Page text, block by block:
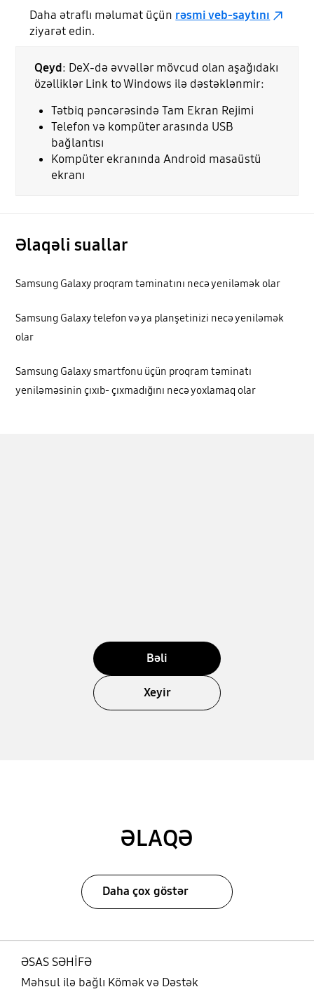
Daha ətraflı məlumat üçün rəsmi veb-saytını
ziyarət edin.
Qeyd: DeX-də əvvəllər mövcud olan aşağıdakı
özəlliklər Link to Windows ilə dəstəklənmir:
Tətbiq pəncərəsində Tam Ekran Rejimi
Telefon və kompüter arasında USB
bağlantısı
Kompüter ekranında Android masaüstü
ekranı
Əlaqəli suallar
Samsung Galaxy proqram təminatını necə yeniləmək olar
Samsung Galaxy telefon və ya planşetinizi necə yeniləmək
olar
Samsung Galaxy smartfonu üçün proqram təminatı
yeniləməsinin çıxıb- çıxmadığını necə yoxlamaq olar
Bəli
Xeyir
ƏLAQƏ
Daha çox göstər
ƏSAS SƏHİFƏ
Məhsul ilə bağlı Kömək və Dəstək